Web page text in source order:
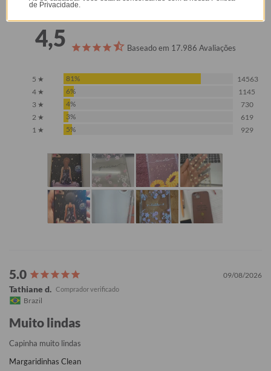
4,5 Baseado em 17.986 Avaliações
5 ★ 81%
14563
4 ★
6%
1145
3 ★
4%
730
2 ★
3%
619
1 ★
5% 929
09/08/2026
Tathiane d.
Brazil
Muito lindas
Capinha muito lindas
Margaridinhas Clean
de Privacidade.